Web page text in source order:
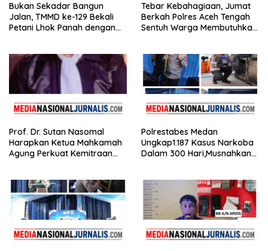
Bukan Sekadar Bangun
Jalan, TMMD ke-129 Bekali
Petani Lhok Panah dengan
Tebar Kebahagiaan, Jumat
Berkah Polres Aceh Tengah
Sentuh Warga Membutuhkan
Prof. Dr. Sutan Nasomal
Harapkan Ketua Mahkamah
Agung Perkuat Kemitraan
Watansoppeng
Polrestabes Medan
Ungkap1.187 Kasus Narkoba
Dalam 300 Hari,Musnahkan